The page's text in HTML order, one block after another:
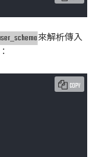
來解析傳入
COPY